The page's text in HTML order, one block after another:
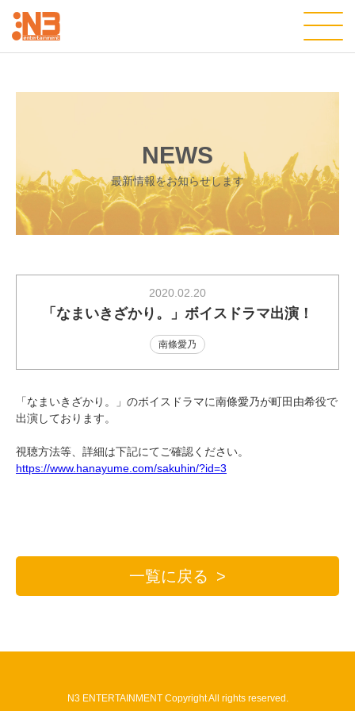
NEWS
最新情報をお知らせします
2020.02.20
「なまいきざかり。」ボイスドラマ出演！
南條愛乃
「なまいきざかり。」のボイスドラマに南條愛乃が町田由希役で
出演しております。
視聴方法等、詳細は下記にてご確認ください。
https://www.hanayume.com/sakuhin/?id=3
一覧に戻る
N3 ENTERTAINMENT Copyright All rights reserved.